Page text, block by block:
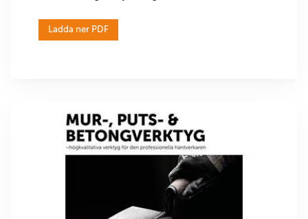
Ladda ner PDF